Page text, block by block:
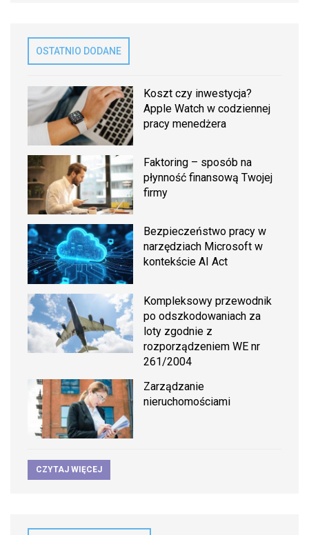
OSTATNIO DODANE
Koszt czy inwestycja?
Apple Watch w codziennej
pracy menedżera
Faktoring – sposób na
płynność finansową Twojej
firmy
Bezpieczeństwo pracy w
narzędziach Microsoft w
kontekście AI Act
Kompleksowy przewodnik
po odszkodowaniach za
loty zgodnie z
rozporządzeniem WE nr
261/2004
Zarządzanie
nieruchomościami
CZYTAJ WIĘCEJ